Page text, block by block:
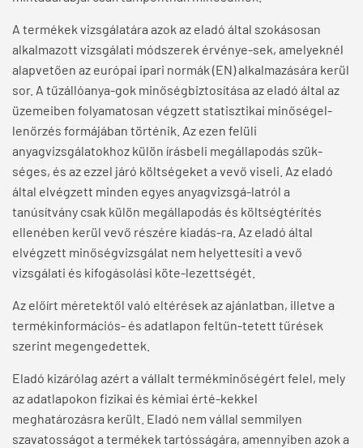
A termékek vizsgálatára azok az eladó által szokásosan
alkalmazott vizsgálati módszerek érvénye-sek, amelyeknél
alapvetően az európai ipari normák (EN) alkalmazására kerül
sor. A tűzállóanya-gok minőségbiztosítása az eladó által az
üzemeiben folyamatosan végzett statisztikai minőségel-
lenőrzés formájában történik. Az ezen felüli
anyagvizsgálatokhoz külön írásbeli megállapodás szük-
séges, és az ezzel járó költségeket a vevő viseli. Az eladó
által elvégzett minden egyes anyagvizsgá-latról a
tanúsítvány csak külön megállapodás és költségtérítés
ellenében kerül vevő részére kiadás-ra. Az eladó által
elvégzett minőségvizsgálat nem helyettesíti a vevő
vizsgálati és kifogásolási köte-lezettségét.
Az előírt méretektől való eltérések az ajánlatban, illetve a
termékinformációs- és adatlapon feltűn-tetett tűrések
szerint megengedettek.
Eladó kizárólag azért a vállalt termékminőségért felel, mely
az adatlapokon fizikai és kémiai érté-kekkel
meghatározásra került. Eladó nem vállal semmilyen
szavatosságot a termékek tartósságára, amennyiben azok a